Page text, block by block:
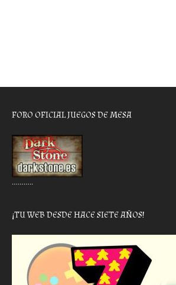
FORO OFICIAL JUEGOS DE MESA
………..
¡TU WEB DESDE HACE SIETE AÑOS!